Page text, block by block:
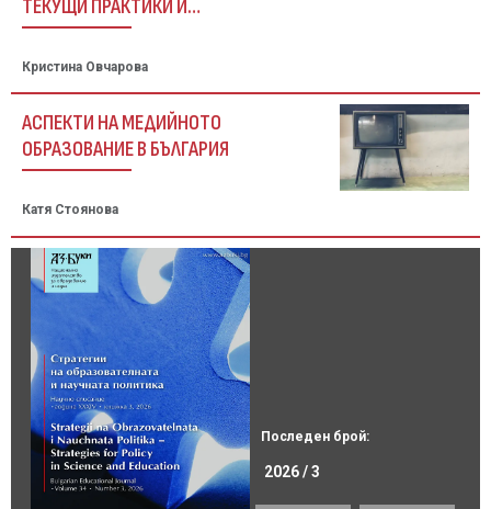
ТЕКУЩИ ПРАКТИКИ И
ПРЕДИЗВИКАТЕЛСТВА
Кристина Овчарова
АСПЕКТИ НА МЕДИЙНОТО
ОБРАЗОВАНИЕ В БЪЛГАРИЯ
Катя Стоянова
Последен брой:
2026 / 3